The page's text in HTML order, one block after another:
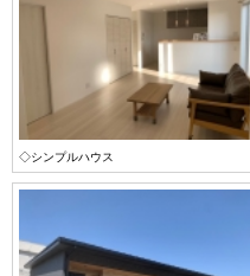
◇シンプルハウス